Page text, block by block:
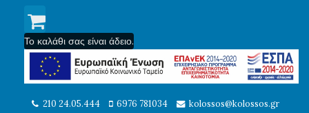
Το καλάθι σας είναι άδειο.
210 24.05.444 6976 781034
kolossos@kolossos.gr